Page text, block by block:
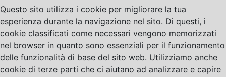
Questo sito utilizza i cookie per migliorare la tua
esperienza durante la navigazione nel sito. Di questi, i
cookie classificati come necessari vengono memorizzati
nel browser in quanto sono essenziali per il funzionamento
delle funzionalità di base del sito web. Utilizziamo anche
cookie di terze parti che ci aiutano ad analizzare e capire